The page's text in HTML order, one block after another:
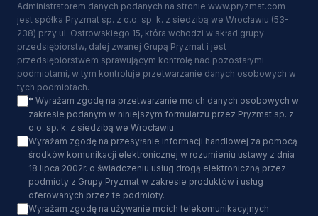
Administratorem danych podanych na stronie www.pryzmat.com
jest spółka Pryzmat sp. z o.o. sp. k. z siedzibą we Wrocławiu (53-
238) przy ul. Ostrowskiego 15, która wchodzi w skład grupy
przedsiębiorstw, dalej zwanej Grupą Pryzmat i jest
przedsiębiorstwem sprawującym kontrolę nad pozostałymi
podmiotami, w tym kontroluje przetwarzanie danych osobowych w
tych podmiotach.
* Wyrażam zgodę na przetwarzanie moich danych osobowych w
zakresie podanym w niniejszym formularzu przez Pryzmat sp. z
o.o. sp. k. z siedzibą we Wrocławiu.
Wyrażam zgodę na przesyłanie informacji handlowej za pomocą
środków komunikacji elektronicznej w rozumieniu ustawy z dnia
18 lipca 2002r. o świadczeniu usług drogą elektroniczną przez
podmioty z Grupy Pryzmat w zakresie produktów i usług
oferowanych przez te podmioty.
Wyrażam zgodę na używanie moich telekomunikacyjnych